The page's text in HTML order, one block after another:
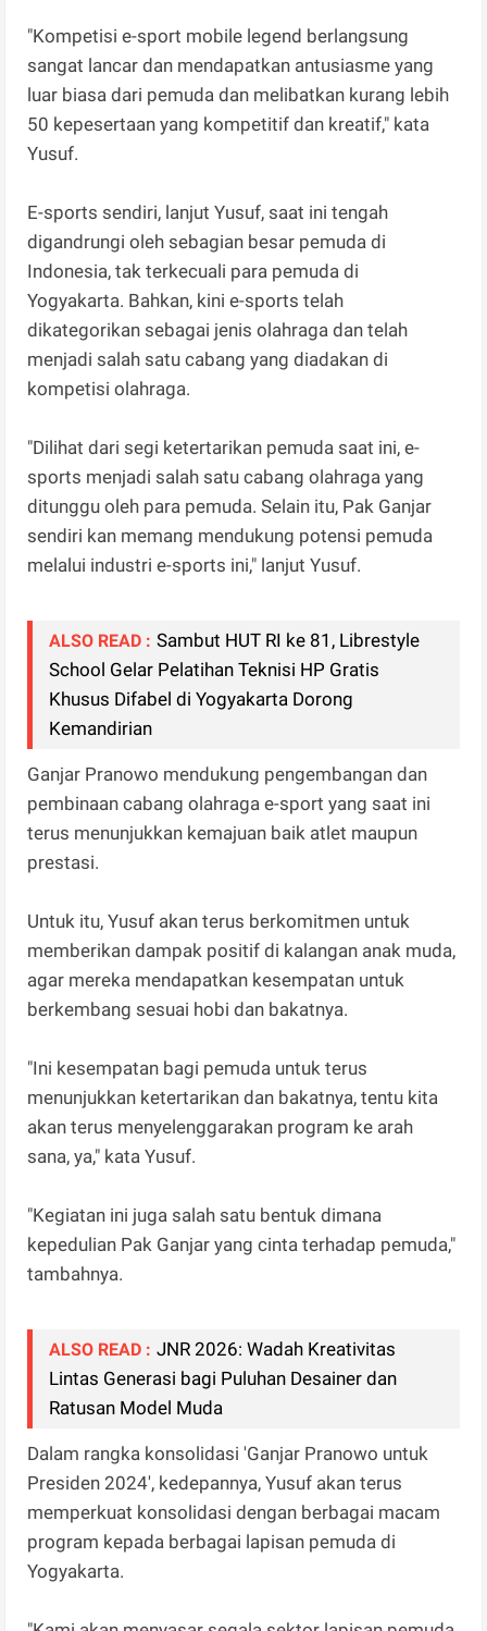
"Kompetisi e-sport mobile legend berlangsung
sangat lancar dan mendapatkan antusiasme yang
luar biasa dari pemuda dan melibatkan kurang lebih
50 kepesertaan yang kompetitif dan kreatif," kata
Yusuf.
E-sports sendiri, lanjut Yusuf, saat ini tengah
digandrungi oleh sebagian besar pemuda di
Indonesia, tak terkecuali para pemuda di
Yogyakarta. Bahkan, kini e-sports telah
dikategorikan sebagai jenis olahraga dan telah
menjadi salah satu cabang yang diadakan di
kompetisi olahraga.
"Dilihat dari segi ketertarikan pemuda saat ini, e-
sports menjadi salah satu cabang olahraga yang
ditunggu oleh para pemuda. Selain itu, Pak Ganjar
sendiri kan memang mendukung potensi pemuda
melalui industri e-sports ini," lanjut Yusuf.
ALSO READ : Sambut HUT RI ke 81, Librestyle
School Gelar Pelatihan Teknisi HP Gratis
Khusus Difabel di Yogyakarta Dorong
Kemandirian
Ganjar Pranowo mendukung pengembangan dan
pembinaan cabang olahraga e-sport yang saat ini
terus menunjukkan kemajuan baik atlet maupun
prestasi.
Untuk itu, Yusuf akan terus berkomitmen untuk
memberikan dampak positif di kalangan anak muda,
agar mereka mendapatkan kesempatan untuk
berkembang sesuai hobi dan bakatnya.
"Ini kesempatan bagi pemuda untuk terus
menunjukkan ketertarikan dan bakatnya, tentu kita
akan terus menyelenggarakan program ke arah
sana, ya," kata Yusuf.
"Kegiatan ini juga salah satu bentuk dimana
kepedulian Pak Ganjar yang cinta terhadap pemuda,"
tambahnya.
ALSO READ : JNR 2026: Wadah Kreativitas
Lintas Generasi bagi Puluhan Desainer dan
Ratusan Model Muda
Dalam rangka konsolidasi 'Ganjar Pranowo untuk
Presiden 2024', kedepannya, Yusuf akan terus
memperkuat konsolidasi dengan berbagai macam
program kepada berbagai lapisan pemuda di
Yogyakarta.